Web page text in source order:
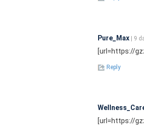
Pure_Max| 9
[url=https://
Reply
[url=https://